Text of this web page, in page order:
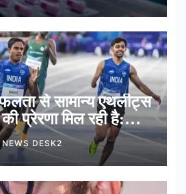
से सामान्य एथलीट्स
प्रेरणा मिल रही है:
NEWS DESK2